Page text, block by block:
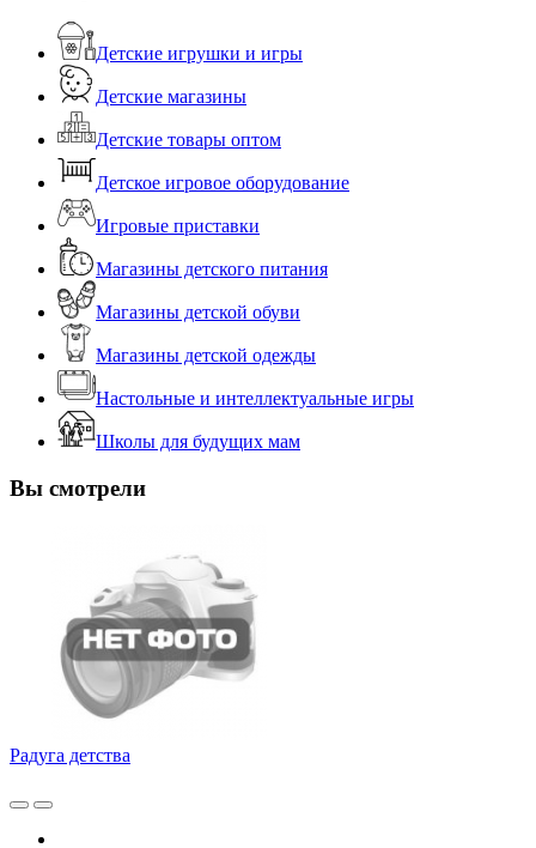
Детские игрушки и игры
Детские магазины
Детские товары оптом
Детское игровое оборудование
Игровые приставки
Магазины детского питания
Магазины детской обуви
Магазины детской одежды
Настольные и интеллектуальные игры
Школы для будущих мам
Вы смотрели
Радуга детства